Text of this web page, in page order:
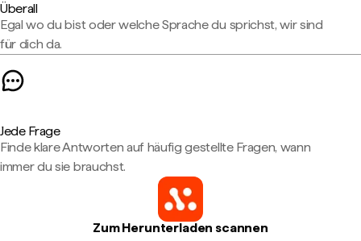
Überall
Egal wo du bist oder welche Sprache du sprichst, wir sind
für dich da.
Jede Frage
Finde klare Antworten auf häufig gestellte Fragen, wann
immer du sie brauchst.
Zum Herunterladen scannen